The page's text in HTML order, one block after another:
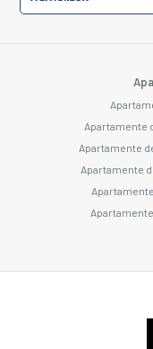
Apartamente
Apartamente
Apartamente